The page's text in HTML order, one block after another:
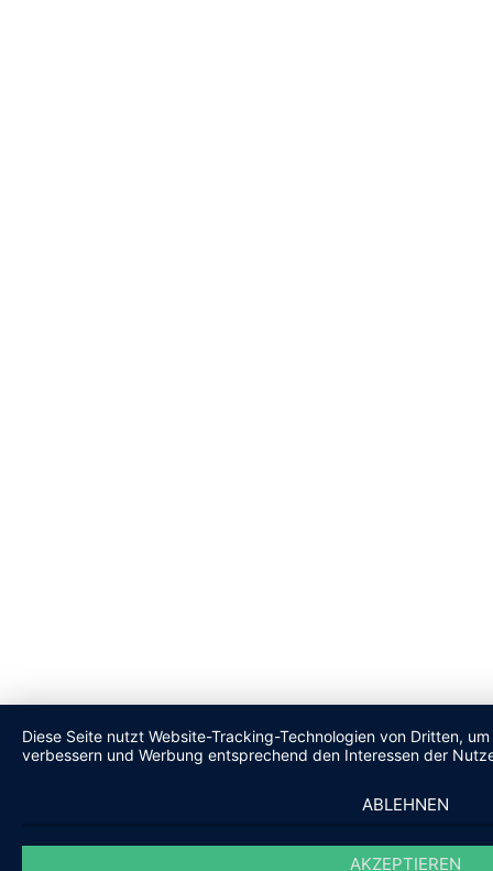
Diese Seite nutzt Website-Tracking-Technologien von Dritten,
verbessern und Werbung entsprechend den Interessen der
ABLEHNEN
AKZEPTIEREN